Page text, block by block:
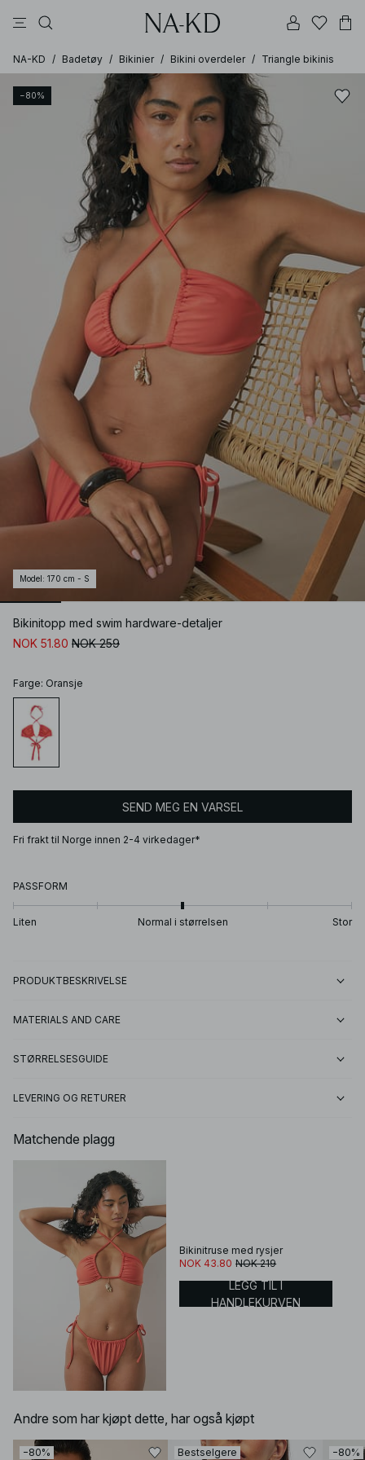
NA-KD / Badetøy / Bikinier / Bikini overdeler / Triangle bikinis
−80%
Model : 170 cm - S
Bikinitopp med swim hardware-detaljer
NOK 51.80 NOK 259
Farge: Oransje
SEND MEG EN VARSEL
Fri frakt til Norge innen 2-4 virkedager*
PASSFORM
Liten Normal i størrelsen Stor
PRODUKTBESKRIVELSE
MATERIALS AND CARE
STØRRELSESGUIDE
LEVERING OG RETURER
Matchende plagg
Bikinitruse med rysjer
NOK 43.80 NOK 219
LEGG TIL I
HANDLEKURVEN
Andre som har kjøpt dette, har også kjøpt
−80% Bestselgere −80%